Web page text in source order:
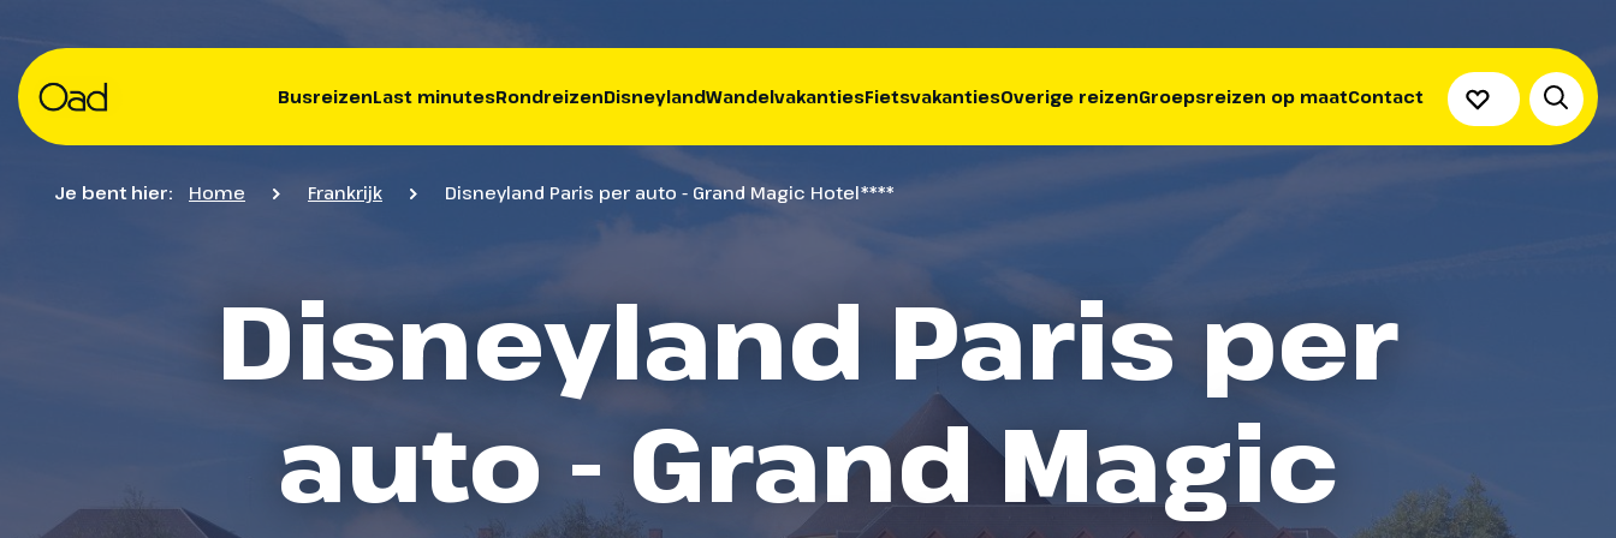
BusreizenLast minutesRondreizenDisneylandWandelvakantiesFietsvakantiesOverige reizenGroepsreizen op maatContact
Je bent hier: Home Frankrijk Disneyland Paris per auto - Grand Magic Hotel****
Disneyland Paris per
auto - Grand Magic